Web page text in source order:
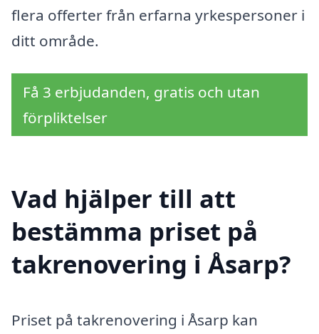
flera offerter från erfarna yrkespersoner i
ditt område.
Få 3 erbjudanden, gratis och utan
förpliktelser
Vad hjälper till att
bestämma priset på
takrenovering i Åsarp?
Priset på takrenovering i Åsarp kan